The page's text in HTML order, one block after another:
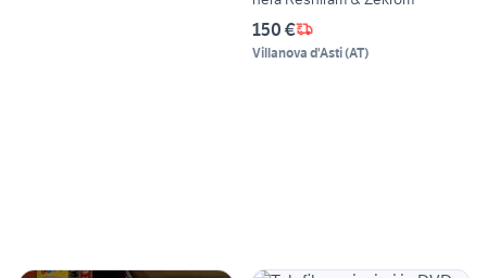
150 €
Villanova d'Asti(AT)